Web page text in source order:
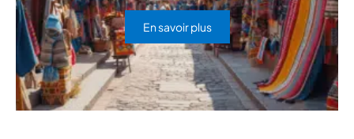
En savoir plus